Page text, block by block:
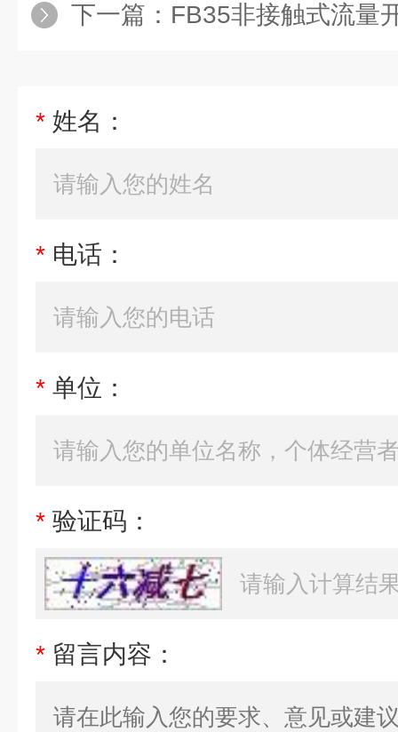
下一篇： FB35非接触式流量
* 姓名：
* 电话：
* 单位：
* 验证码：
* 留言内容：